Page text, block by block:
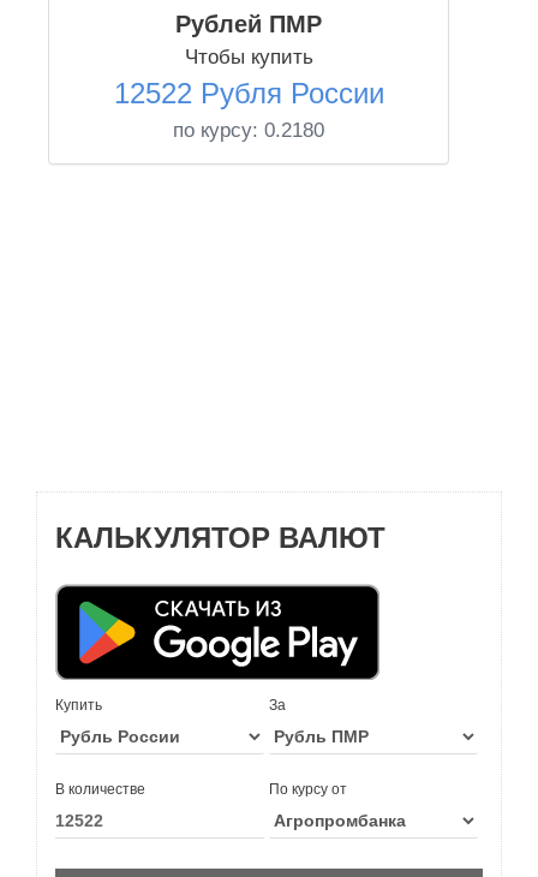
Рублей ПМР
Чтобы купить
12522 Рубля России
по курсу: 0.2180
КАЛЬКУЛЯТОР ВАЛЮТ
Купить За
В количестве По курсу от